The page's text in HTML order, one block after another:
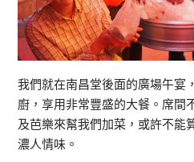
我們就在南昌堂後面的廣場午宴
廚，享用非常豐盛的大餐。席間
及芭樂來幫我們加菜，或許不能
濃人情味。